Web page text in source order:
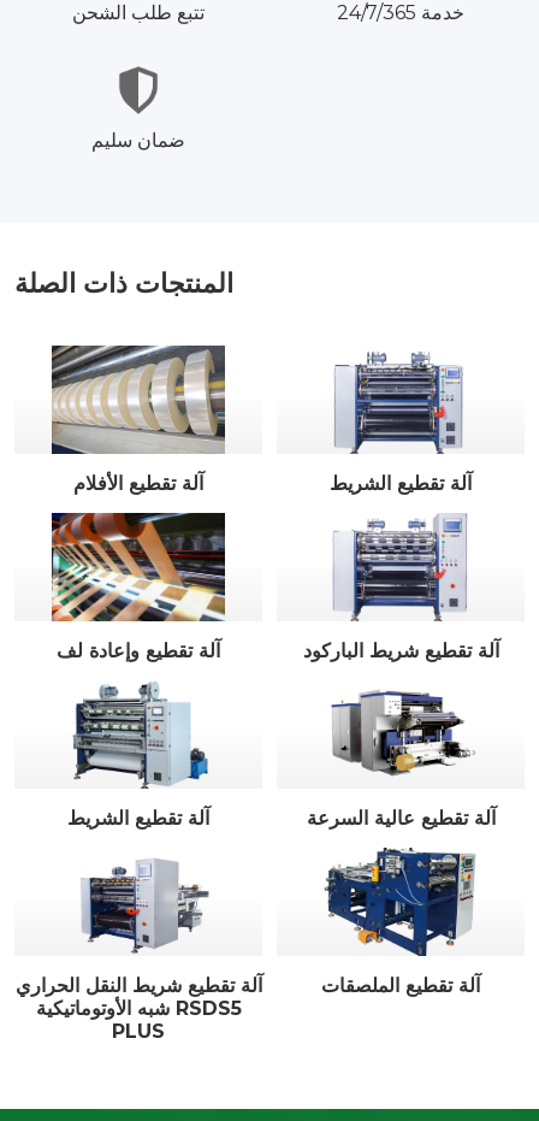
تتبع طلب الشحن خدمة 24/7/365
ضمان سليم
المنتجات ذات الصلة
آلة تقطيع الأفلام آلة تقطيع الشريط
آلة تقطيع وإعادة لف آلة تقطيع شريط الباركود
آلة تقطيع الشريط آلة تقطيع عالية السرعة
آلة تقطيع شريط النقل الحراري
شبه الأوتوماتيكية RSDS5
PLUS
آلة تقطيع الملصقات